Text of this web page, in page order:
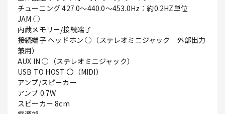
チューニング 427.0～440.0～453.0Hz：約0.2HZ単位
JAM ○
内蔵メモリー/接続端子
接続端子 ヘッドホン ○（ステレオミニジャック 外部出力
兼用）
AUX IN ○（ステレオミニジャック）
USB TO HOST 〇（MIDI）
アンプ/スピーカー
アンプ 0.7W
スピーカー 8cm